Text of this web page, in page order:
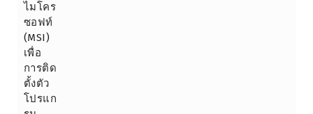
ไมโคร
ซอฟท์
(MSI)
เพื่อ
การติด
ตั้งตัว
โปรแก